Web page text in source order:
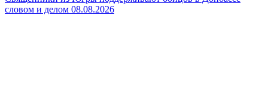
словом и делом 08.08.2026